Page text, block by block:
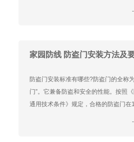
家园防线 防盗门安装方法及
防盗门安装标准有哪些?防盗门的全称
门”。它兼备防盗和安全的性能。按照
通用技术条件》规定，合格的防盗门在